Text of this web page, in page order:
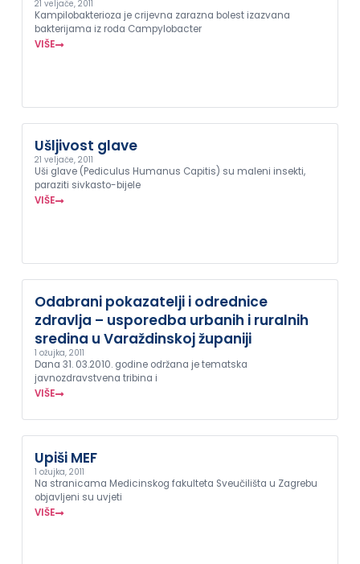
21 veljače, 2011
Kampilobakterioza je crijevna zarazna bolest izazvana
bakterijama iz roda Campylobacter
VIŠE
Ušljivost glave
21 veljače, 2011
Uši glave (Pediculus Humanus Capitis) su maleni insekti,
paraziti sivkasto-bijele
VIŠE
Odabrani pokazatelji i odrednice
zdravlja – usporedba urbanih i ruralnih
sredina u Varaždinskoj županiji
1 ožujka, 2011
Dana 31. 03.2010. godine održana je tematska
javnozdravstvena tribina i
VIŠE
Upiši MEF
1 ožujka, 2011
Na stranicama Medicinskog fakulteta Sveučilišta u Zagrebu
objavljeni su uvjeti
VIŠE